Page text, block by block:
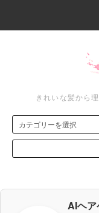
きれいな髪から
AIヘア